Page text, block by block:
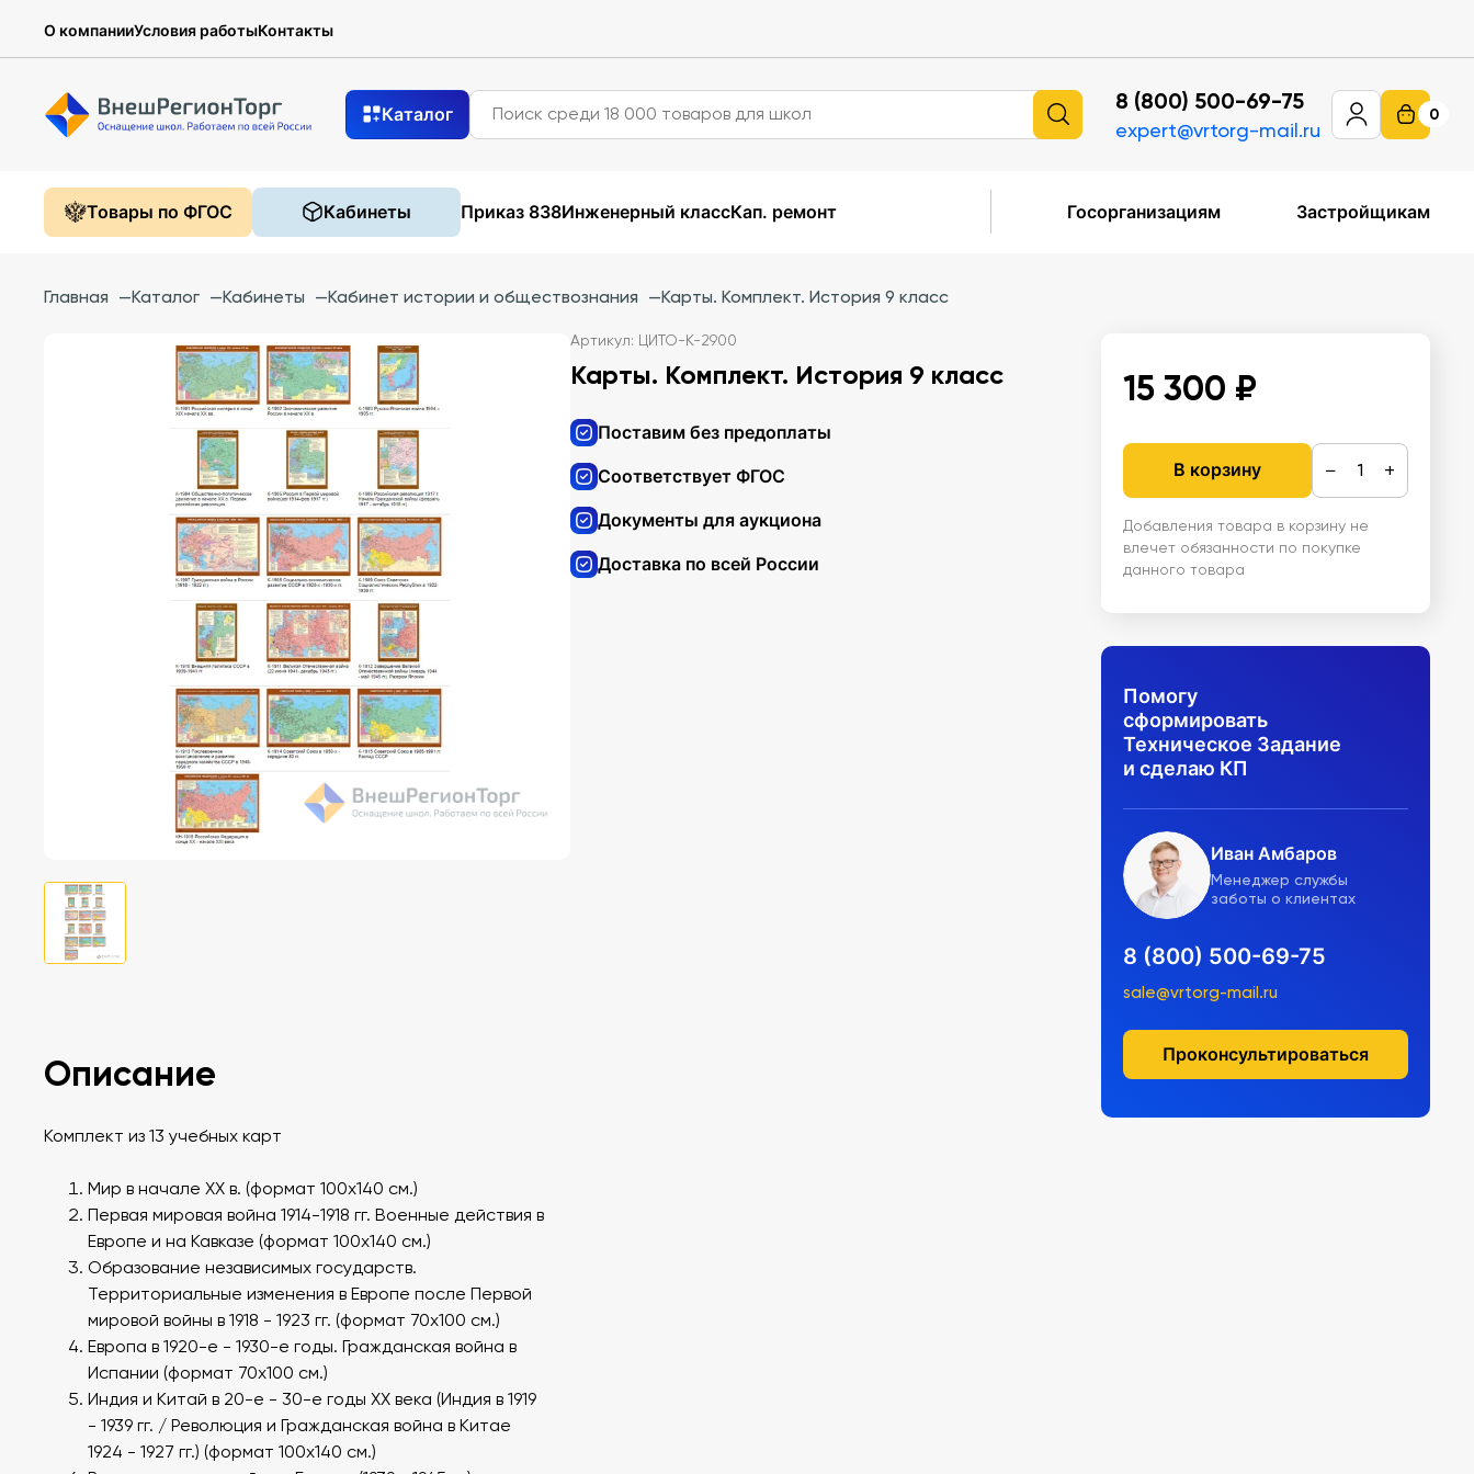
О компанииУсловия работыКонтакты
Каталог 8 (800) 500-69-75
expert@vrtorg-mail.ru
0
Товары по ФГОС Кабинеты Приказ 838Инженерный классКап. ремонт Госорганизациям Застройщикам
Главная —Каталог —Кабинеты —Кабинет истории и обществознания —Карты. Комплект. История 9 класс
Артикул: ЦИТО-К-2900
Карты. Комплект. История 9 класс
Поставим без предоплаты
Соответствует ФГОС
Документы для аукциона
Доставка по всей России
15 300 ₽
В корзину − +
Добавления товара в корзину не
влечет обязанности по покупке
данного товара
Помогу
сформировать
Техническое Задание
и сделаю КП
Иван Амбаров
Менеджер службы
заботы о клиентах
8 (800) 500-69-75
sale@vrtorg-mail.ru
Проконсультироваться
Описание
Комплект из 13 учебных карт
Мир в начале ХХ в. (формат 100х140 см.)
Первая мировая война 1914-1918 гг. Военные действия в
Европе и на Кавказе (формат 100х140 см.)
Образование независимых государств.
Территориальные изменения в Европе после Первой
мировой войны в 1918 - 1923 гг. (формат 70х100 см.)
Европа в 1920-е - 1930-е годы. Гражданская война в
Испании (формат 70х100 см.)
Индия и Китай в 20-е - 30-е годы XX века (Индия в 1919
- 1939 гг. / Революция и Гражданская война в Китае
1924 - 1927 гг.) (формат 100х140 см.)